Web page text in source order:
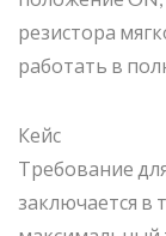
резистора
работать в
Кейс
Требование
заключается в